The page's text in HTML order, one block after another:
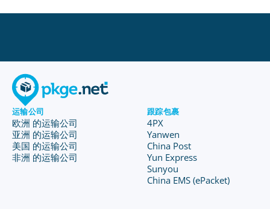
运输公司
欧洲 的运输公司
亚洲 的运输公司
美国 的运输公司
非洲 的运输公司
跟踪包裹
4PX
Yanwen
China Post
Yun Express
Sunyou
China EMS (ePacket)